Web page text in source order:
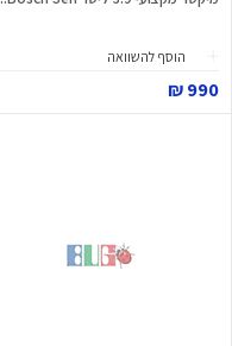
הוסף להשוואה
990 ₪